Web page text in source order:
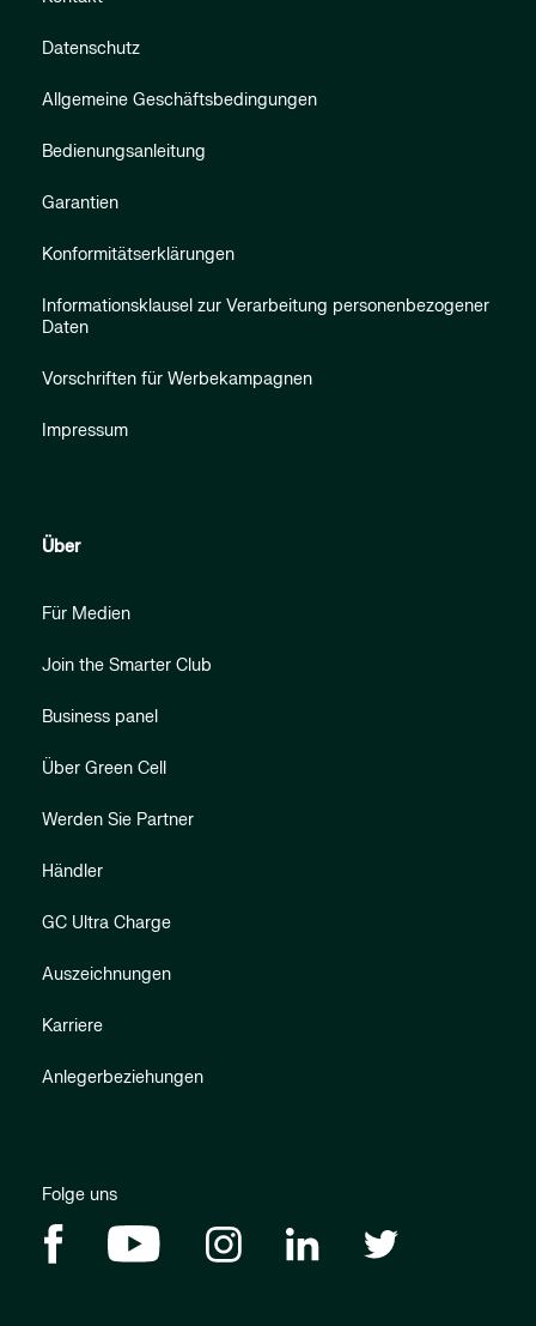
Datenschutz
Allgemeine Geschäftsbedingungen
Bedienungsanleitung
Garantien
Konformitätserklärungen
Informationsklausel zur Verarbeitung personenbezogener
Daten
Vorschriften für Werbekampagnen
Impressum
Über
Für Medien
Join the Smarter Club
Business panel
Über Green Cell
Werden Sie Partner
Händler
GC Ultra Charge
Auszeichnungen
Karriere
Anlegerbeziehungen
Folge uns